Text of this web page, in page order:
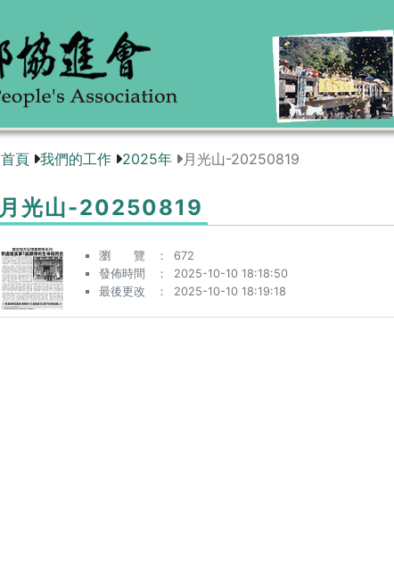
首頁 我們的工作 2025年 月光山-20250819
月光山-20250819
瀏 覽
672
發佈時間
2025-10-10 18:18:50
最後更改
2025-10-10 18:19:18